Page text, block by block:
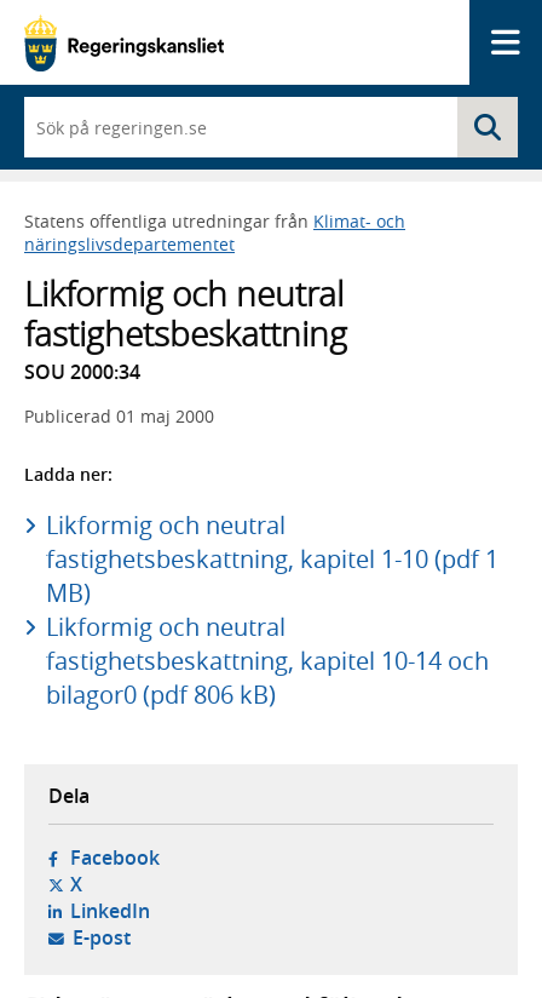
du
börjar
skriva
framträder
en
med
sökförslag
Statens offentliga utredningar från Klimat- och
näringslivsdepartementet
Likformig och neutral
fastighetsbeskattning
SOU 2000:34
Publicerad 01 maj 2000
Ladda ner:
Likformig och neutral
fastighetsbeskattning, kapitel 1-10 (pdf 1
MB)
Likformig och neutral
fastighetsbeskattning, kapitel 10-14 och
bilagor0 (pdf 806 kB)
Dela
Facebook- öppnas i ny flik, extern webbplats,
X- öppnas i ny flik, extern webbplats,
LinkedIn- öppnas i ny flik, extern webbplats,
E-post- öppnar din e-postklient,